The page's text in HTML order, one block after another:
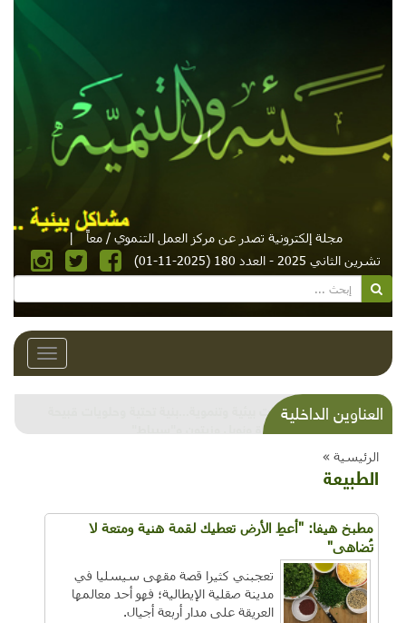
مجلة إلكترونية تصدر عن مركز العمل التنموي / معاً
|
تشرين الثاني 2025 - العدد 180 (2025-11-01)
Toggle
العناوين الداخليةشذرات بيئية وتنموية...بنية تحتية وحلويات قبيحة
وحاكورة ونوبل وزيتون و"سيباط"
الرئيسية »
الطبيعة
مطبخ هيفا: "أعطِ الأرض تعطيك لقمة هنية ومتعة لا
تُضاهى"
تعجبني كثيرا قصة مقهى سيسليا في
مدينة صقلية الإيطالية؛ فهو أحد معالمها
العريقة على مدار أربعة أجيال.